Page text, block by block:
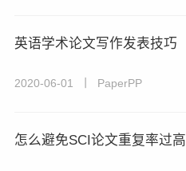
英语学术论文写作发表技巧
2020-06-01 丨 PaperPP
怎么避免SCI论文重复率过高